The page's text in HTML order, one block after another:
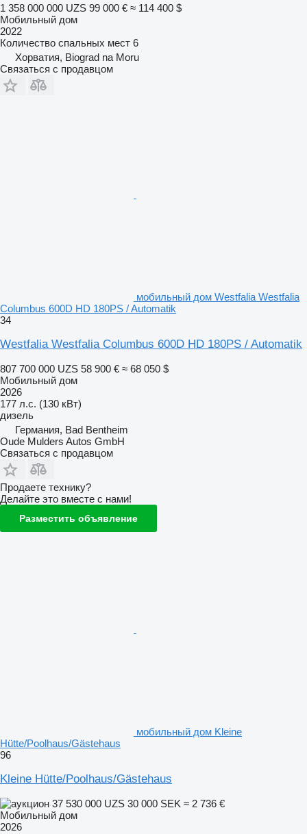
1 358 000 000 UZS 99 000 € ≈ 114 400 $
Мобильный дом
2022
Количество спальных мест 6
Хорватия, Biograd na Moru
Связаться с продавцом
мобильный дом Westfalia Westfalia
Columbus 600D HD 180PS / Automatik
34
Westfalia Westfalia Columbus 600D HD 180PS / Automatik
807 700 000 UZS 58 900 € ≈ 68 050 $
Мобильный дом
2026
177 л.с. (130 кВт)
дизель
Германия, Bad Bentheim
Oude Mulders Autos GmbH
Связаться с продавцом
Продаете технику?
Делайте это вместе с нами!
Разместить объявление
мобильный дом Kleine
Hütte/Poolhaus/Gästehaus
96
Kleine Hütte/Poolhaus/Gästehaus
37 530 000 UZS 30 000 SEK ≈ 2 736 €
Мобильный дом
2026